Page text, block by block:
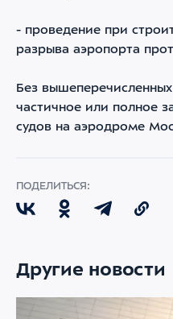
- проведение при
разрыва аэропорта
Без
частичное или полное
судов на аэродроме
ПОДЕЛИТЬСЯ:
Другие новости